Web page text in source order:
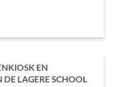
EN
LAGERE SCHOOL